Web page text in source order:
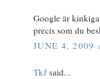
Google är
precis som du
JUNE 4, 2009
TkJ said...